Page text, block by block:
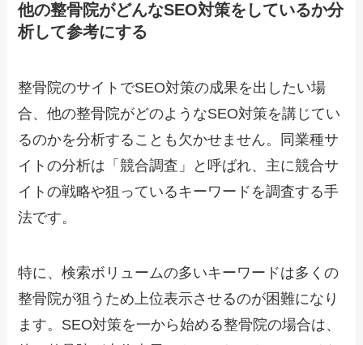
他の整骨院がどんなSEO対策をしているか分
析して参考にする
整骨院のサイトでSEO対策の成果を出したい場
合、他の整骨院がどのようなSEO対策を講じてい
るのかを分析することも欠かせません。同業種サ
イトの分析は「競合調査」と呼ばれ、主に競合サ
イトの戦略や狙っているキーワードを調査する手
法です。
特に、検索ボリュームの多いキーワードは多くの
整骨院が狙うため上位表示させるのが困難になり
ます。SEO対策を一から始める整骨院の場合は、